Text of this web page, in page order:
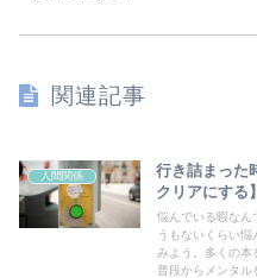
関連記事
人間関係
行き詰まった
クリアにする】
悩んでいる暇なん
うもないくらい
みよう。多くの本
普段からメンタル